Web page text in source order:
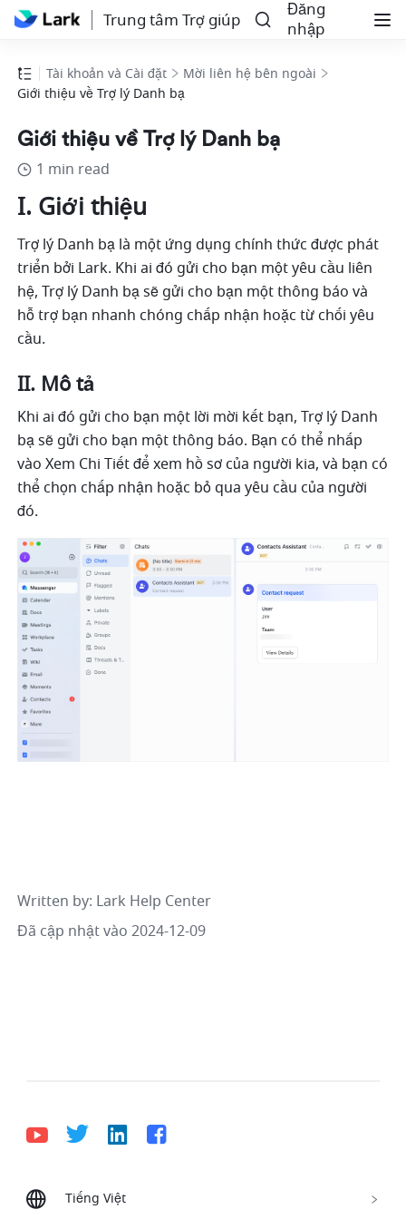
Trung tâm Trợ giúp
Đăng
nhập
Tài khoản và Cài đặt
Mời liên hệ bên ngoài
Giới thiệu về Trợ lý Danh bạ
Giới thiệu về Trợ lý Danh bạ
1 min read
I. Giới thiệu
Trợ lý Danh bạ là một ứng dụng chính thức được phát
triển bởi Lark. Khi ai đó gửi cho bạn một yêu cầu liên
hệ, Trợ lý Danh bạ sẽ gửi cho bạn một thông báo và
hỗ trợ bạn nhanh chóng chấp nhận hoặc từ chối yêu
cầu.
II. Mô tả
Khi ai đó gửi cho bạn một lời mời kết bạn, Trợ lý Danh
bạ sẽ gửi cho bạn một thông báo. Bạn có thể nhấp
vào Xem Chi Tiết để xem hồ sơ của người kia, và bạn có
thể chọn chấp nhận hoặc bỏ qua yêu cầu của người
đó.
Written by: Lark Help Center
Đã cập nhật vào 2024-12-09
Tiếng Việt